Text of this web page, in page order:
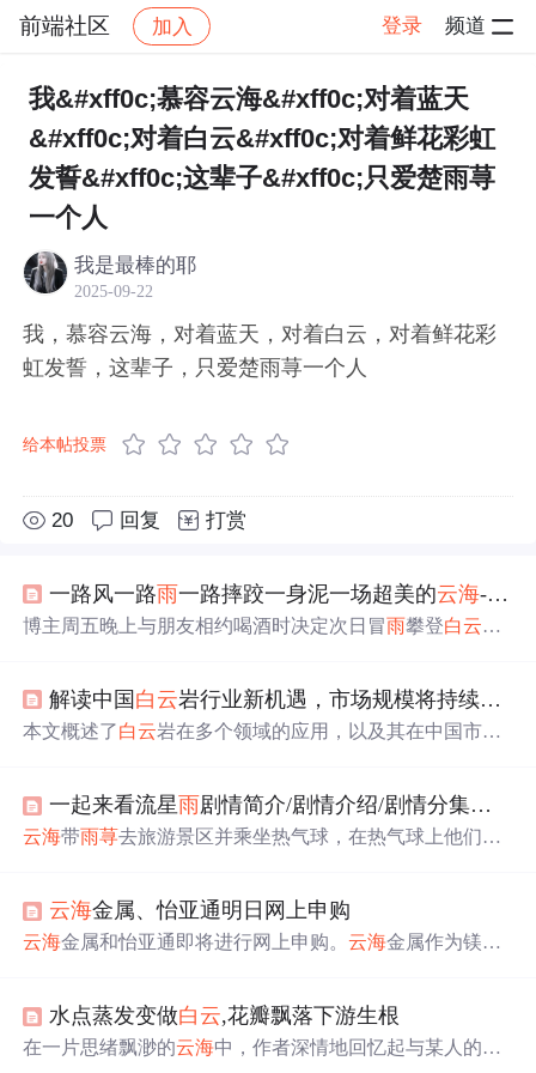
前端社区 加入 登录 频道
社区 前端社区 感慨 帖子详情
我&#xff0c;慕容云海&#xff0c;对着蓝天
&#xff0c;对着白云&#xff0c;对着鲜花彩虹
发誓&#xff0c;这辈子&#xff0c;只爱楚雨荨
一个人
我是最棒的耶
2025-09-22
我，慕容云海，对着蓝天，对着白云，对着鲜花彩
虹发誓，这辈子，只爱楚雨荨一个人
给本帖投票
20 回复 打赏
一路风一路雨一路摔跤一身泥一场超美的云海--惠阳
博主周五晚上与朋友相约喝酒时决定次日冒雨攀登白云
的山顶火锅体验让这次旅行变得难忘。
解读中国 白云岩行业新机遇，市场规模将持续扩大
本文概述了白云岩在多个领域的应用，以及其在中国市场
转型。大型和中小型企业共同参与竞争，未来市场发展空
间巨大。
一起来看流星雨剧情简介/剧情介绍/剧情分集介绍第三十三集
云海带雨荨去旅游景区并乘坐热气球，在热气球上他们发
云海金属、怡亚通明日网上申购
云海金属和怡亚通即将进行网上申购。云海金属作为镁合
步完善其供应链管理项目。
水点蒸发变做白云,花瓣飘落下游生根
在一片思绪飘渺的云海中，作者深情地回忆起与某人的过